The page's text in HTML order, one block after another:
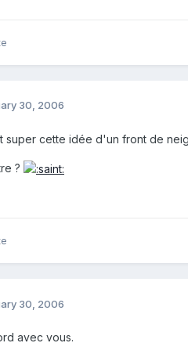
30, 2006
super cette idée d'un front de
?
30, 2006
avec vous.